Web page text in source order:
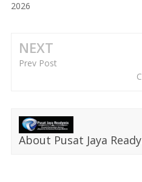
2026
NEXT
Prev Post
About Pusat Jaya